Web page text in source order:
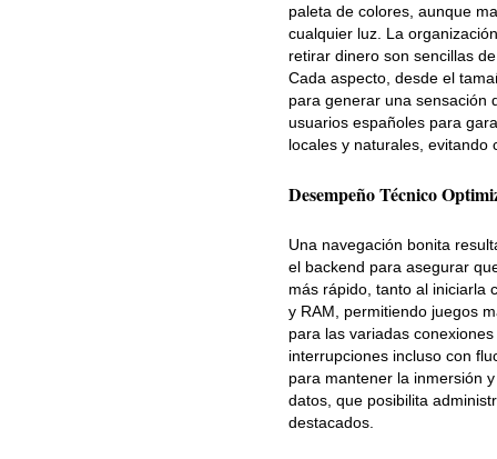
paleta de colores, aunque
cualquier luz. La
retirar dinero son sencillas
Cada aspecto, desde el
para generar una sensación
usuarios españoles para
locales y naturales, evitando
Desempeño Técnico
Una navegación bonita
el backend para asegurar
más rápido, tanto al iniciarla
y RAM, permitiendo juegos
para las variadas
interrupciones incluso con
para mantener la inmersión
datos, que posibilita
destacados.